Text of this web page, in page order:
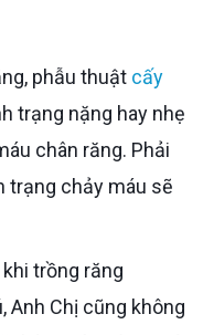
phẫu thuật cấy
trạng nặng hay nhẹ
chân răng. Phải
trạng chảy máu sẽ
Anh Chị cũng không